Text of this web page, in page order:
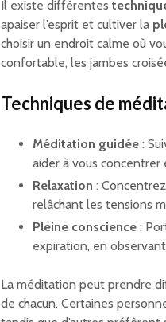
Il existe différentes
apaiser l’esprit et cultiver la
choisir un endroit calme où
confortable, les jambes
Techniques de
Méditation guidée :
aider à vous concentrer
Relaxation :
relâchant les tensions
Pleine conscience :
expiration, en
La méditation peut prendre
de chacun. Certaines